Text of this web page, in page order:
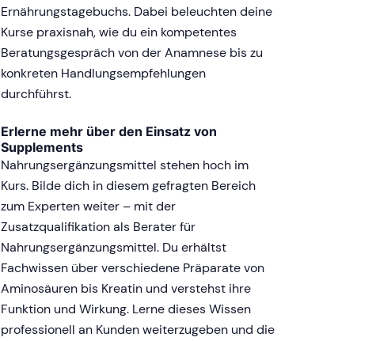
Ernährungstagebuchs. Dabei beleuchten deine
Kurse praxisnah, wie du ein kompetentes
Beratungsgespräch von der Anamnese bis zu
konkreten Handlungsempfehlungen
durchführst.
Erlerne mehr über den Einsatz von
Supplements
Nahrungsergänzungsmittel stehen hoch im
Kurs. Bilde dich in diesem gefragten Bereich
zum Experten weiter – mit der
Zusatzqualifikation als Berater für
Nahrungsergänzungsmittel. Du erhältst
Fachwissen über verschiedene Präparate von
Aminosäuren bis Kreatin und verstehst ihre
Funktion und Wirkung. Lerne dieses Wissen
professionell an Kunden weiterzugeben und die